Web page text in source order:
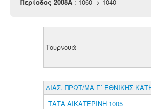
Περίοδος 2008A : 1060 -> 1040
Τουρνουά
ΔΙΑΣ. ΠΡΩΤ/ΜΑ Γ΄ ΕΘΝΙΚΗΣ
ΤΑΤΑ ΑΙΚΑΤΕΡΙΝΗ 1005